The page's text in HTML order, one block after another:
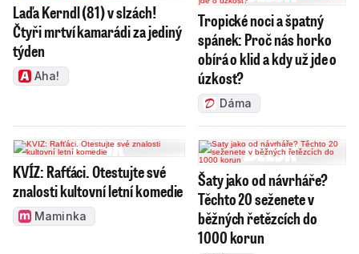
Laďa Kerndl (81) v slzách!
Čtyři mrtví kamarádi za jediný
týden
Aha!
Tropické noci a špatný
spánek: Proč nás horko
obírá o klid a kdy už jde o
úzkost?
Dáma
KVÍZ: Rafťáci. Otestujte své
znalosti kultovní letní komedie
Maminka
Šaty jako od návrháře?
Těchto 20 seženete v
běžných řetězcích do
1000 korun